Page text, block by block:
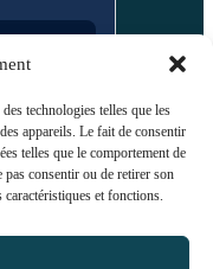
technologies telles que les
appareils. Le fait de consentir
telles que le comportement de
consentir ou de retirer son
et fonctions.
Extrême